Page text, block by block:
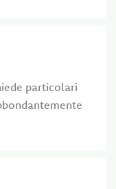
particolari